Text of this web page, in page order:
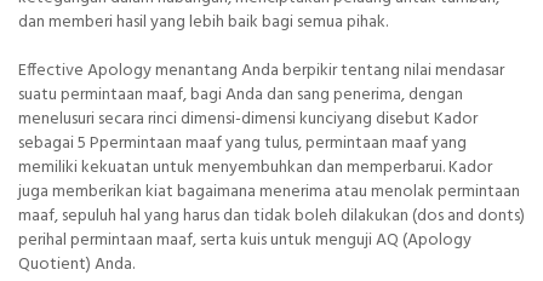
dan memberi hasil yang lebih baik bagi semua pihak.
Effective Apology menantang Anda berpikir tentang nilai mendasar
suatu permintaan maaf, bagi Anda dan sang penerima, dengan
menelusuri secara rinci dimensi-dimensi kunciyang disebut Kador
sebagai 5 Ppermintaan maaf yang tulus, permintaan maaf yang
memiliki kekuatan untuk menyembuhkan dan memperbarui. Kador
juga memberikan kiat bagaimana menerima atau menolak permintaan
maaf, sepuluh hal yang harus dan tidak boleh dilakukan (dos and donts)
perihal permintaan maaf, serta kuis untuk menguji AQ (Apology
Quotient) Anda.